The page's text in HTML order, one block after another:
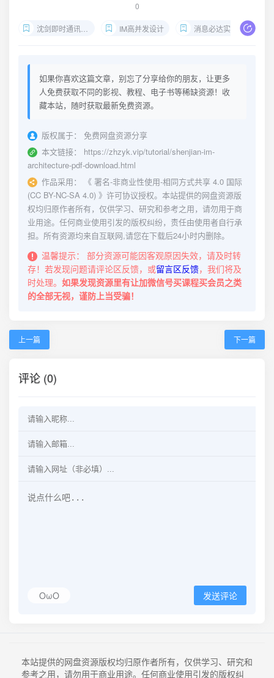
0
沈剑即时通讯架构PDF IM高并发设计 消息必达实现
如果你喜欢这篇文章，别忘了分享给你的朋友，让更多
人免费获取不同的影视、教程、电子书等稀缺资源！收
藏本站，随时获取最新免费资源。
版权属于：
免费网盘资源分享
本文链接：
https://zhzyk.vip/tutorial/shenjian-im-
architecture-pdf-download.html
作品采用：
《 署名-非商业性使用-相同方式共享 4.0 国际
(CC BY-NC-SA 4.0) 》许可协议授权。本站提供的网盘资源版
权均归原作者所有，仅供学习、研究和参考之用，请勿用于商
业用途。任何商业使用引发的版权纠纷，责任由使用者自行承
担。所有资源均来自互联网,请您在下载后24小时内删除。
温馨提示：
部分资源可能因客观原因失效，请及时转
存！若发现问题请评论区反馈，或留言区反馈，我们将及
时处理。 如果发现资源里有让加微信号买课程买会员之类
的全部无视，谨防上当受骗！
上一篇 下一篇
评论 (0)
OωO 发送评论
本站提供的网盘资源版权均归原作者所有，仅供学习、研究和
参考之用，请勿用于商业用途。任何商业使用引发的版权纠